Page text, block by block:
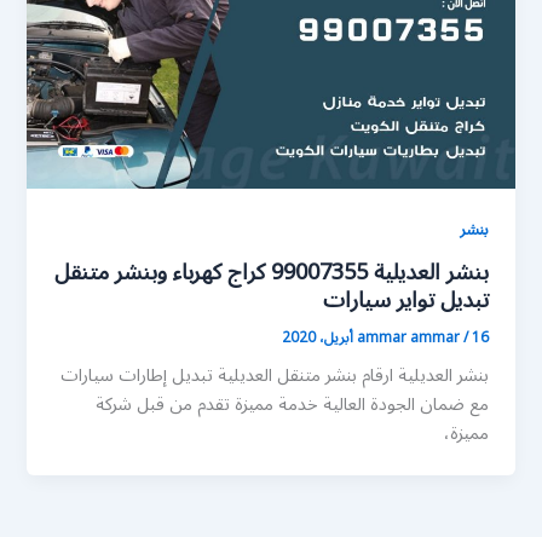
بنشر
بنشر العديلية 99007355 كراج كهرباء وبنشر متنقل
تبديل تواير سيارات
ammar ammar/16 أبريل، 2020
بنشر العديلية ارقام بنشر متنقل العديلية تبديل إطارات سيارات
مع ضمان الجودة العالية خدمة مميزة تقدم من قبل شركة
مميزة،